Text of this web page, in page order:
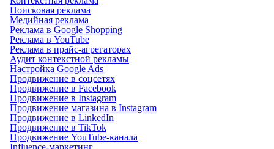
Поисковая реклама
Медийная реклама
Реклама в Google Shopping
Реклама в YouTube
Реклама в прайс-агрегаторах
Аудит контекстной рекламы
Настройка Google Ads
Продвижение в соцсетях
Продвижение в Facebook
Продвижение в Instagram
Продвижение магазина в Instagram
Продвижение в LinkedIn
Продвижение в TikTok
Продвижение YouTube-канала
Influence-маркетинг